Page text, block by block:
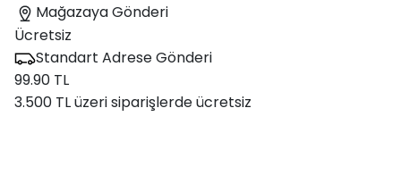
Mağazaya Gönderi
Ücretsiz
Standart Adrese Gönderi
99.90 TL
3.500 TL üzeri siparişlerde ücretsiz